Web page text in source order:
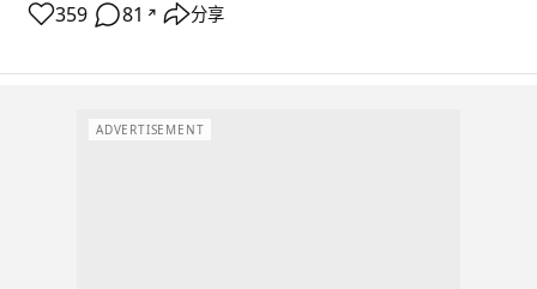
359 81 ↗ 分享
ADVERTISEMENT